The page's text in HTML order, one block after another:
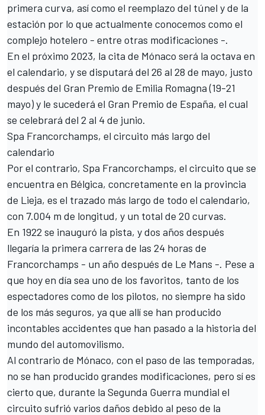
primera curva, así como el reemplazo del túnel y de la
estación por lo que actualmente conocemos como el
complejo hotelero - entre otras modificaciones -.
En el próximo 2023, la cita de Mónaco será la octava en
el calendario, y se disputará del 26 al 28 de mayo, justo
después del Gran Premio de Emilia Romagna(19-21
mayo) y le sucederá el Gran Premio de España, el cual
se celebrará del 2 al 4 de junio.
Spa Francorchamps, el circuito más largo del
calendario
Por el contrario, Spa Francorchamps, el circuito que se
encuentra en Bélgica, concretamente en la provincia
de Lieja, es el trazado más largo de todo el calendario,
con 7.004 m de longitud, y un total de 20 curvas.
En 1922 se inauguró la pista, y dos años después
llegaría la primera carrera de las 24 horas de
Francorchamps - un año después de Le Mans -. Pese a
que hoy en día sea uno de los favoritos, tanto de los
espectadores como de los pilotos, no siempre ha sido
de los más seguros, ya que allí se han producido
incontables accidentes que han pasado a la historia del
mundo del automovilismo.
Al contrario de Mónaco, con el paso de las temporadas,
no se han producido grandes modificaciones, pero sí es
cierto que, durante la Segunda Guerra mundial el
circuito sufrió varios daños debido al peso de la